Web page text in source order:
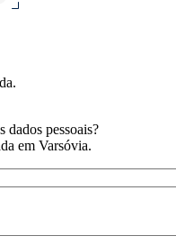
dados pessoais?
em Varsóvia.